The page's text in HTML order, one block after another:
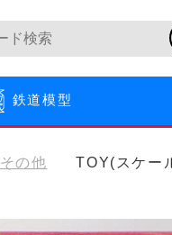
鉄道模型
その他 TOY(スケー